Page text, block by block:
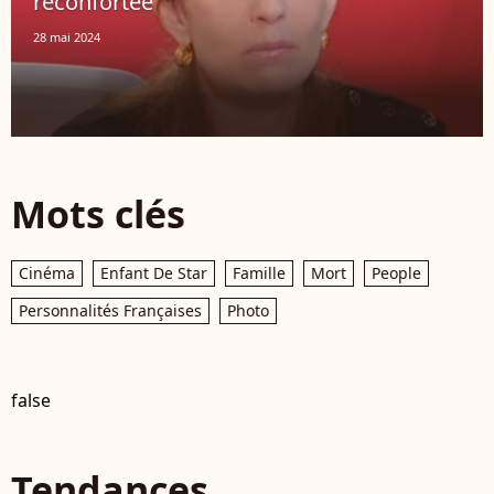
28 mai 2024
Mots clés
Cinéma Enfant De Star Famille Mort
People
Personnalités Françaises
Photo
false